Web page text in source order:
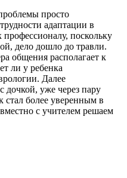
просто
адаптации в
профессионалу, поскольку
дело дошло до травли.
общения располагает к
ли у ребенка
Далее
дочкой, уже через пару
стал более уверенным в
с учителем решаем